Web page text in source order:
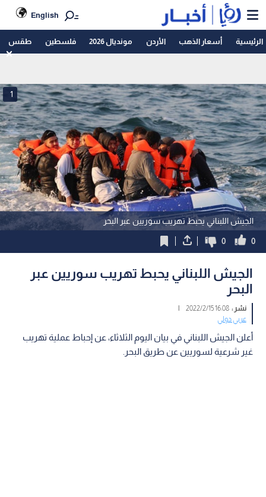
English
الرئيسية أسعار الذهب الأردن مونديال 2026 فلسطين طقس
الجيش اللبناني يحبط تهريب سوريين عبر البحر
1
0
0
الجيش اللبناني يحبط تهريب سوريين عبر
البحر
نشر :16:08 2022/2/15
|
عربي دولي
أعلن الجيش اللبناني في بيان اليوم الثلاثاء، عن إحباط عملية تهريب
غير شرعية لسوريين عن طريق البحر.